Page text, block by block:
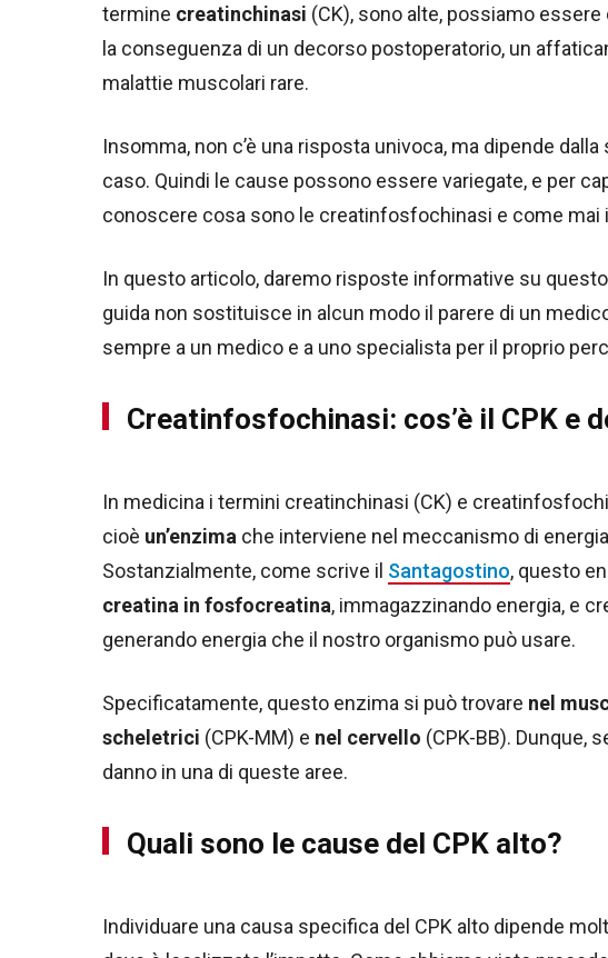
termine creatinchinasi (CK), sono alte, possiamo essere
la conseguenza di un decorso postoperatorio, un
malattie muscolari rare.
Insomma, non c’è una risposta univoca, ma dipende
caso. Quindi le cause possono essere variegate, e per
conoscere cosa sono le creatinfosfochinasi e come mai
In questo articolo, daremo risposte informative su
guida non sostituisce in alcun modo il parere di un
sempre a un medico e a uno specialista per il proprio
Creatinfosfochinasi: cos’è il CPK e
In medicina i termini creatinchinasi (CK) e
cioè un’enzima che interviene nel meccanismo di
Sostanzialmente, come scrive il Santagostino, questo
creatina in fosfocreatina, immagazzinando energia, e
generando energia che il nostro organismo può usare.
Specificatamente, questo enzima si può trovare nel
scheletrici (CPK-MM) e nel cervello (CPK-BB). Dunque,
danno in una di queste aree.
Quali sono le cause del CPK alto?
Individuare una causa specifica del CPK alto dipende